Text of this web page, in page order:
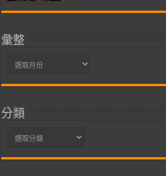
彙整
彙
分類
分